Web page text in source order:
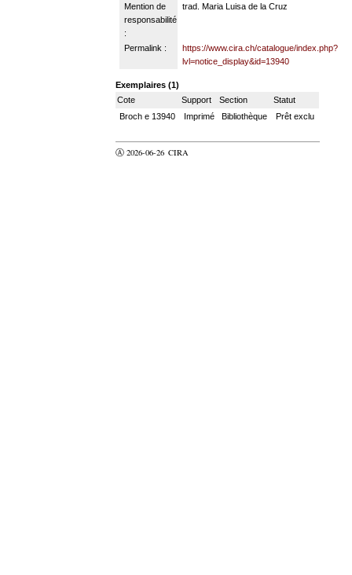
Mention de
responsabilité
:
trad. Maria Luisa de la Cruz
Permalink :
https://www.cira.ch/catalogue/index.php?
lvl=notice_display&id=13940
Exemplaires (1)
Cote
Support Section
Statut
Broch e 13940
Imprimé Bibliothèque Prêt exclu
Ⓐ 2026-06-26 CIRA